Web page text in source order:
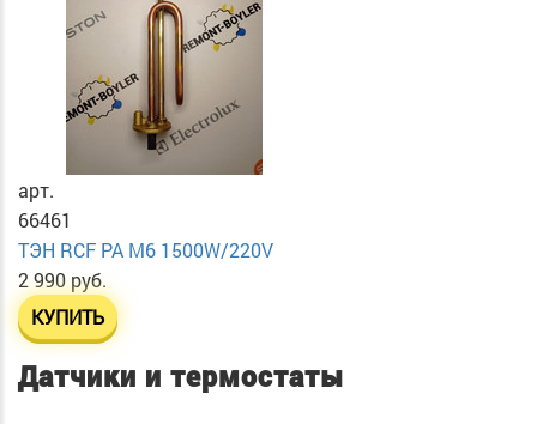
арт.
66461
ТЭН RСF PA М6 1500W/220V
2 990 руб.
КУПИТЬ
Датчики и термостаты